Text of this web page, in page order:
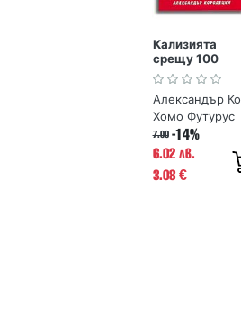
Кализията
срещу 100
болести
Хомо Футурус
7.00 -14%
6.02 лв.
3.08€